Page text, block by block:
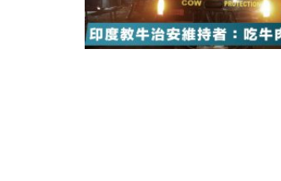
13:12 國際｜特朗普赴洛杉
12:30 財經｜香港7月PMI回
11:40 財經｜黑石傳再籌逾